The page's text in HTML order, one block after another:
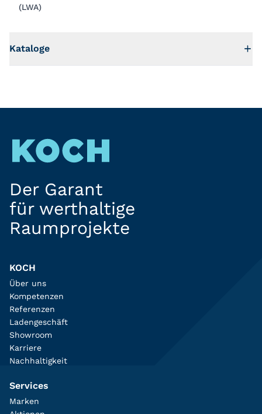
(LWA)
Kataloge
Der Garant
für werthaltige
Raumprojekte
KOCH
Über uns
Kompetenzen
Referenzen
Ladengeschäft
Showroom
Karriere
Nachhaltigkeit
Services
Marken